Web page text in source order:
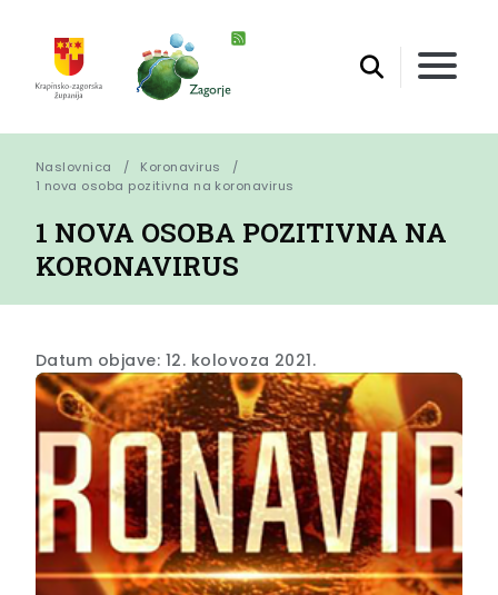
Naslovnica
Koronavirus
1 nova osoba pozitivna na koronavirus
1 NOVA OSOBA POZITIVNA NA
KORONAVIRUS
Datum objave: 12. kolovoza 2021.